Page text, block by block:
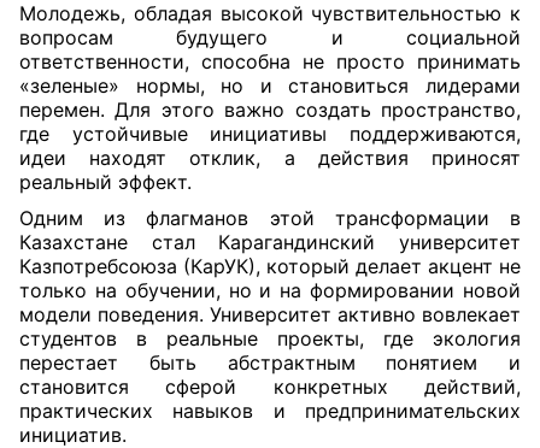
Молодежь, обладая высокой чувствительностью к
вопросам будущего и социальной
ответственности, способна не просто принимать
«зеленые» нормы, но и становиться лидерами
перемен. Для этого важно создать пространство,
где устойчивые инициативы поддерживаются,
идеи находят отклик, а действия приносят
реальный эффект.
Одним из флагманов этой трансформации в
Казахстане стал Карагандинский университет
Казпотребсоюза (КарУК), который делает акцент не
только на обучении, но и на формировании новой
модели поведения. Университет активно вовлекает
студентов в реальные проекты, где экология
перестает быть абстрактным понятием и
становится сферой конкретных действий,
практических навыков и предпринимательских
инициатив.